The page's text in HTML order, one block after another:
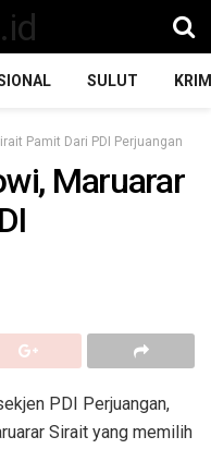
SULUT
Pamit Dari PDI Perjuangan
Maruarar
PDI Perjuangan,
Sirait yang memilih